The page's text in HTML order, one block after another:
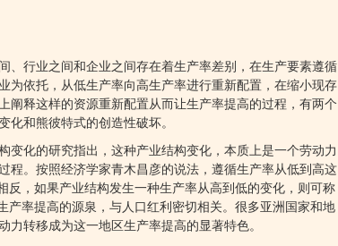
、行业之间和企业之间存在着生产率差别，在生产要素遵循
为依托，从低生产率向高生产率进行重新配置，在缩小现存
阐释这样的资源重新配置从而让生产率提高的过程，有两个
化和熊彼特式的创造性破坏。
变化的研究指出，这种产业结构变化，本质上是一个劳动力
程。按照经济学家青木昌彦的说法，遵循生产率从低到高这
反，如果产业结构发生一种生产率从高到低的变化，则可称
产率提高的源泉，与人口红利密切相关。很多亚洲国家和地
力转移成为这一地区生产率提高的显著特色。